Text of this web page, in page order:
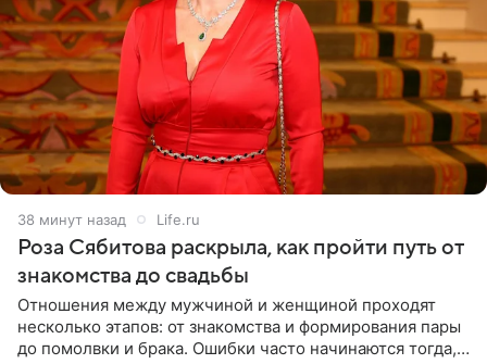
38 минут назад Life.ru
Роза Сябитова раскрыла, как пройти путь от
знакомства до свадьбы
Отношения между мужчиной и женщиной проходят
несколько этапов: от знакомства и формирования пары
до помолвки и брака. Ошибки часто начинаются тогда,